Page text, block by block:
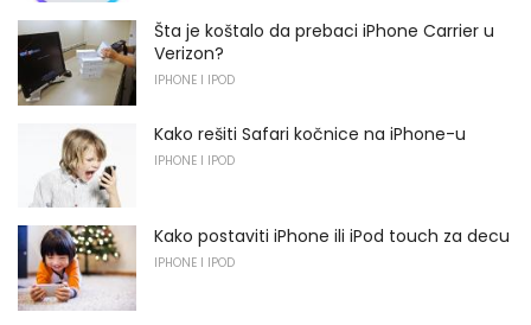
Šta je koštalo da prebaci iPhone Carrier u
Verizon?
IPHONE I IPOD
Kako rešiti Safari kočnice na iPhone-u
IPHONE I IPOD
Kako postaviti iPhone ili iPod touch za decu
IPHONE I IPOD